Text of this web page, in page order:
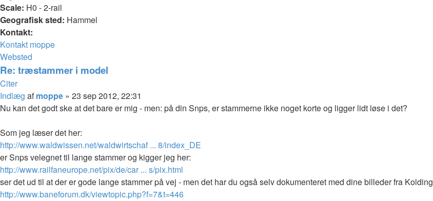
Scale: H0 - 2-rail
Geografisk sted: Hammel
Kontakt:
Kontakt moppe
Websted
Re: træstammer i model
Citer
Indlæg afmoppe » 23 sep 2012, 22:31
Nu kan det godt ske at det bare er mig - men: på din Snps, er stammerne ikke noget korte og ligger lidt løse i det?
Som jeg læser det her:
http://www.waldwissen.net/waldwirtschaf ... 8/index_DE
er Snps velegnet til lange stammer og kigger jeg her:
http://www.railfaneurope.net/pix/de/car ... s/pix.html
ser det ud til at der er gode lange stammer på vej - men det har du også selv dokumenteret med dine billeder fra Kolding
http://www.baneforum.dk/viewtopic.php?f=7&t=446